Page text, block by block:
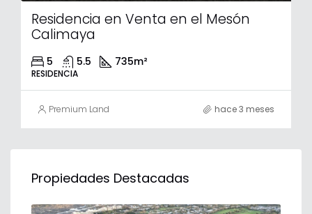
Residencia en Venta en el Mesón
Calimaya
5 5.5 735m²
RESIDENCIA
Premium Land hace 3 meses
Propiedades Destacadas